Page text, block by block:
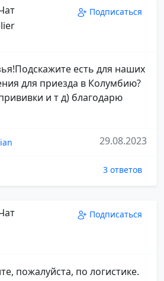
Подписаться
есть для наших
для приезда в Колумбию?
и т д) благодарю
29.08.2023
3 ответов
Подписаться
пожалуйста, по логистике.